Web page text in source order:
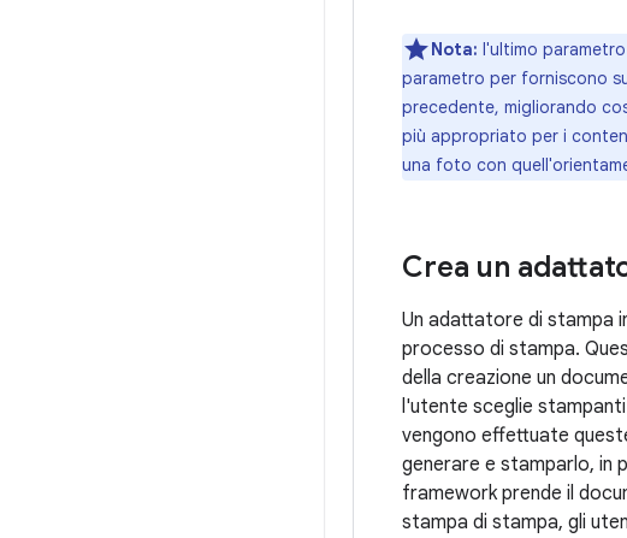
Nota: l'ultimo
parametro per forniscono
precedente, migliorando
più appropriato per i
una foto con
Crea un
Un adattatore di stampa
processo di stampa.
della creazione un
l'utente sceglie
vengono effettuate
generare e stamparlo, in
framework prende il
stampa di stampa, gli